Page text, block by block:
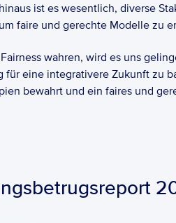
ist es wesentlich, diverse
faire und gerechte Modelle zu
wahren, wird es uns
eine integrativere Zukunft zu
bewahrt und ein faires und